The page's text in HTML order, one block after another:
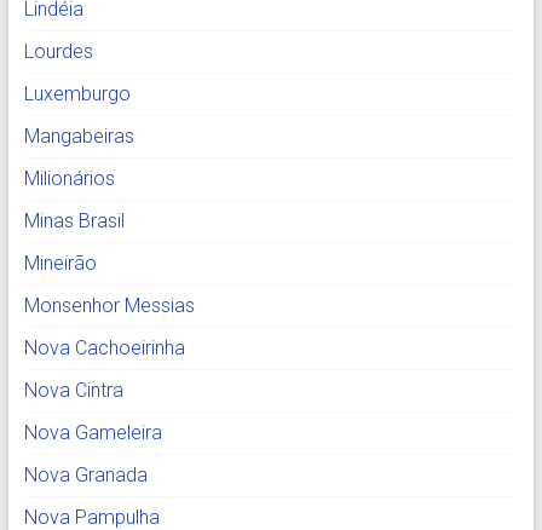
Lindéia
Lourdes
Luxemburgo
Mangabeiras
Milionários
Minas Brasil
Mineirão
Monsenhor Messias
Nova Cachoeirinha
Nova Cintra
Nova Gameleira
Nova Granada
Nova Pampulha